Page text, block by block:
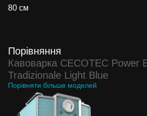
80 см
Порівняння
Кавоварка CECOTEC Power
Tradizionale Light Blue
Порівняти більше моделей